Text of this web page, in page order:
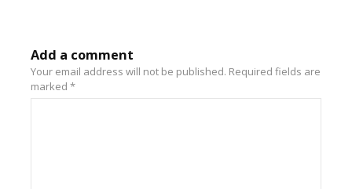
Add a comment
Your email address will not be published. Required fields are
marked*